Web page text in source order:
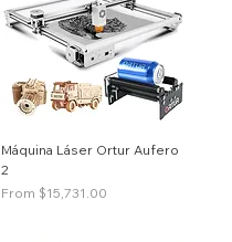
Máquina Láser Ortur Aufero
2
Price
From $15,731.00